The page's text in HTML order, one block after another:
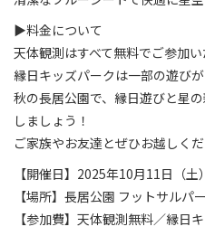
▶料金について
天体観測はすべて無料でご参加い
縁日キッズパークは一部の遊び
秋の長居公園で、縁日遊びと星
しましょう！
ご家族やお友達とぜひお越しくだ
【開催日】2025年10月11日（土）
【場所】長居公園 フットサルパ
【参加費】天体観測無料／縁日